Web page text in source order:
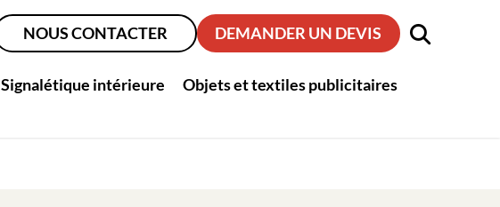
Signalétique intérieure
Objets et textiles publicitaires
NOUS CONTACTER DEMANDER UN DEVIS